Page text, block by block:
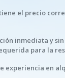
el precio
inmediata y
para la
experiencia en